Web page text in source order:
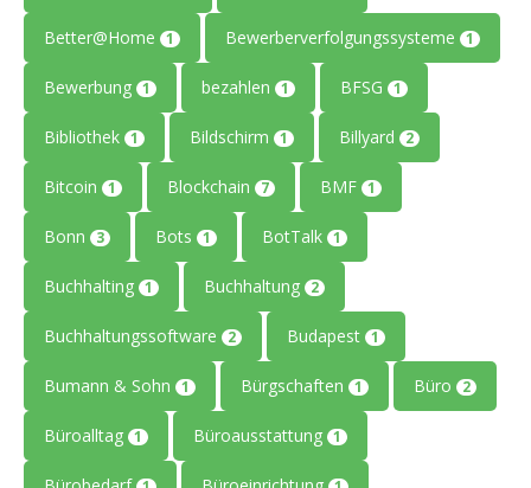
Better@Home 1 Bewerberverfolgungssysteme 1
Bewerbung 1 bezahlen 1 BFSG 1
Bibliothek 1 Bildschirm 1 Billyard 2
Bitcoin 1 Blockchain 7 BMF 1
Bonn 3 Bots 1 BotTalk 1
Buchhalting 1 Buchhaltung 2
Buchhaltungssoftware 2 Budapest 1
Bumann & Sohn 1 Bürgschaften 1 Büro 2
Büroalltag 1 Büroausstattung 1